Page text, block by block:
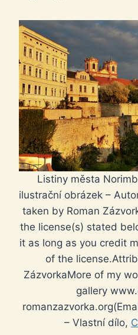
Listiny města
ilustrační obrázek –
taken by Roman
the license(s) stated
it as long as you credit
of the
ZázvorkaMore of my
gallery
– Vlastní dílo,